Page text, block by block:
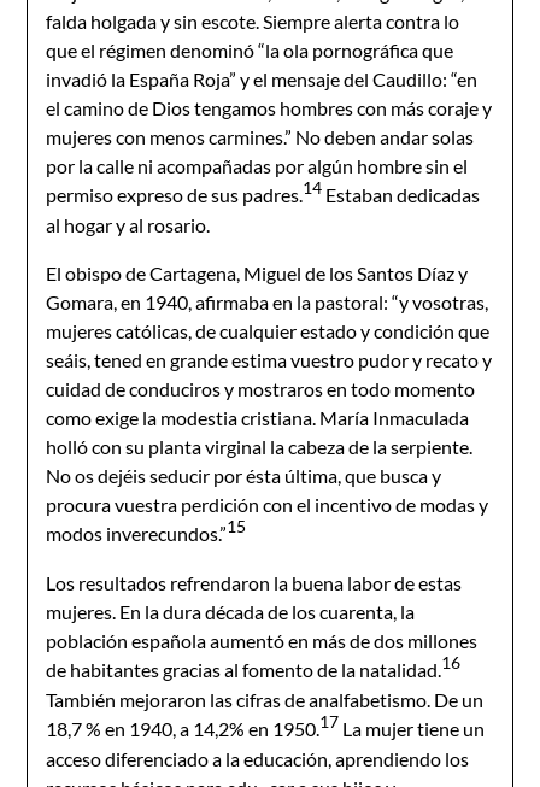
falda holgada y sin escote. Siempre alerta contra lo
que el régimen denominó “la ola pornográfica que
invadió la España Roja” y el mensaje del Caudillo: “en
el camino de Dios tengamos hombres con más coraje y
mujeres con menos carmines.” No deben andar solas
por la calle ni acompañadas por algún hombre sin el
permiso expreso de sus padres.14 Estaban dedicadas
al hogar y al rosario.
El obispo de Cartagena, Miguel de los Santos Díaz y
Gomara, en 1940, afirmaba en la pastoral: “y vosotras,
mujeres católicas, de cualquier estado y condición que
seáis, tened en grande estima vuestro pudor y recato y
cuidad de conduciros y mostraros en todo momento
como exige la modestia cristiana. María Inmaculada
holló con su planta virginal la cabeza de la serpiente.
No os dejéis seducir por ésta última, que busca y
procura vuestra perdición con el incentivo de modas y
modos inverecundos.”15
Los resultados refrendaron la buena labor de estas
mujeres. En la dura década de los cuarenta, la
población española aumentó en más de dos millones
de habitantes gracias al fomento de la natalidad.16
También mejoraron las cifras de analfabetismo. De un
18,7 % en 1940, a 14,2% en 1950.17 La mujer tiene un
acceso diferenciado a la educación, aprendiendo los